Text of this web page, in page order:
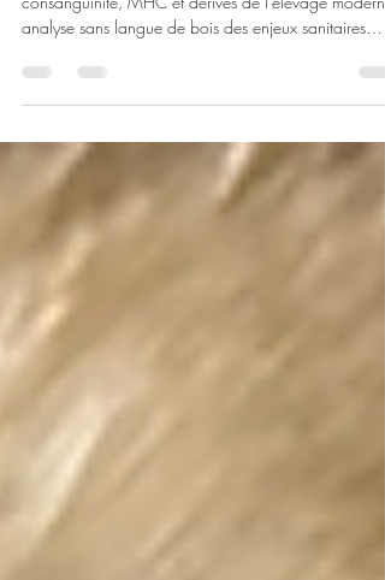
Effondrement génétique des races félines,
consanguinité, MHC et dérives de l’élevage
actuels.